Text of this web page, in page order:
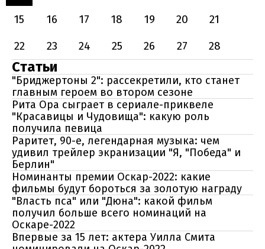
15
16 17 18 19 20
21
22
23 24 25 26 27 28
Статьи
"Бриджертоны 2": рассекретили, кто станет
главным героем во втором сезоне
Рита Ора сыграет в сериале-приквеле
"Красавицы и Чудовища": какую роль
получила певица
Раритет, 90-е, легендарная музыка: чем
удивил трейлер экранизации "Я, "Победа" и
Берлин"
Номинанты премии Оскар-2022: какие
фильмы будут бороться за золотую награду
"Власть пса" или "Дюна": какой фильм
получил больше всего номинаций на
Оскаре-2022
Впервые за 15 лет: актера Уилла Смита